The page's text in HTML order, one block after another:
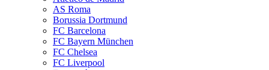
AS Roma
Borussia Dortmund
FC Barcelona
FC Bayern München
FC Chelsea
FC Liverpool